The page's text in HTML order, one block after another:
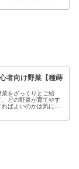
...
者向け野菜【種蒔
をざっくりとご紹
どの野菜が育てやす
ばよいのかは気にな
ど...